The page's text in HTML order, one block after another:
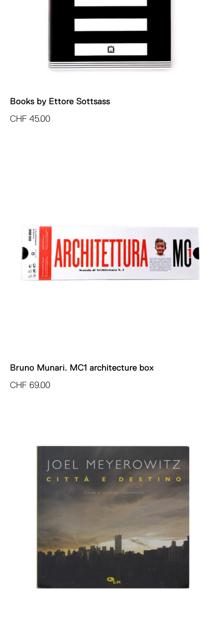
Books by Ettore Sottsass
CHF 45.00
Bruno Munari. MC1 architecture box
CHF 69.00